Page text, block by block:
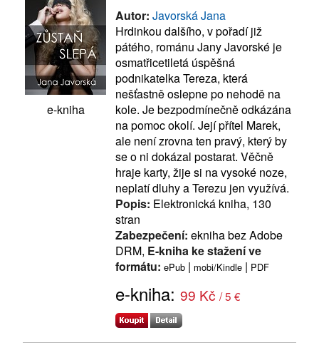
e-kniha
Autor: Javorská Jana
Hrdinkou dalšího, v pořadí již
pátého, románu Jany Javorské je
osmatřicetiletá úspěšná
podnikatelka Tereza, která
nešťastně oslepne po nehodě na
kole. Je bezpodmínečně odkázána
na pomoc okolí. Její přítel Marek,
ale není zrovna ten pravý, který by
se o ni dokázal postarat. Věčně
hraje karty, žije si na vysoké noze,
neplatí dluhy a Terezu jen využívá.
Popis: Elektronická kniha, 130
stran
Zabezpečení: ekniha bez Adobe
DRM, E-kniha ke stažení ve
formátu: ePub | mobi/Kindle | PDF
e-kniha: 99 Kč / 5 €